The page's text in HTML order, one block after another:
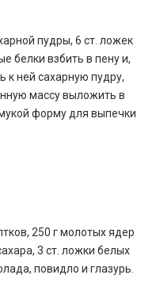
пудры, 6 ст. ложек
белки взбить в пену и,
ней сахарную пудру,
массу выложить в
форму для выпечки
250 г молотых ядер
3 ст. ложки белых
повидло и глазурь.